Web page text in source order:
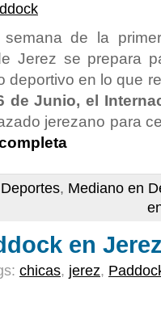
de la
Jerez se prepara
deportivo en lo que
de Junio, el
jerezano para
, Mediano en
en
chicas, jerez,